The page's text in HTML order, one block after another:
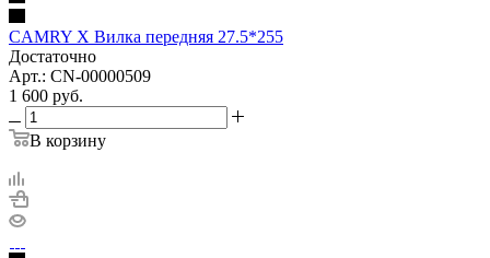
CAMRY X Вилка передняя 27.5*255
Достаточно
Арт.: CN-00000509
1 600 руб.
В корзину